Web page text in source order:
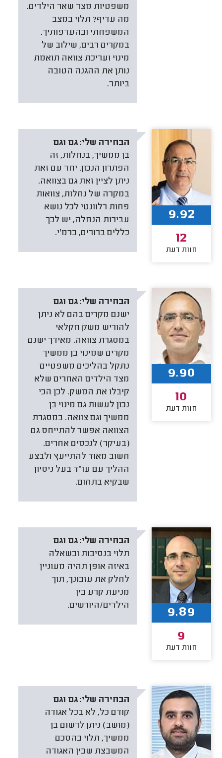
משפטיות מצד שאר הילדים.
מה עדיף? תלוי במצב
המשפחתי ובהעדפותיך.
במקרים רבים, שילוב של
מינוי ועריכת צוואה תואמת
נותן את ההגנה הטובה
ביותר.
הבחירה שלי: גם וגם
בן ממשיך, בנחלות, זה
הפתרון הנכון. יחד עם זאת
ניתן לציין זאת גם בצוואה.
במקרה של נחלות, צוואות
פחות רלוונטי לכל נושא
עבירות הנחלה, יש לכך
כללים ברורים, ברמ'י.
9.92
12
חוות דעת
הבחירה שלי: גם וגם
ישנם מקרים בהם לא ניתן
להוריש משק חקלאי
במסגרת צוואה. מאידך ישנם
מקרים שמינוי בן ממשיך
נתקל בהליכים משפטיים
מצד הילדים האחרים שלא
קיבלו את המשק. לכן הכי
נכון לעשות גם מינוי בן
ממשיך וגם צוואה. במסגרת
הצוואה אפשר להתייחס גם
(בעיקר) לנכסים אחרים.
חשוב מאוד להתייעץ ולבצע
ההליך עם עו"ד בעל ניסיון
שבקיא בתחום.
9.90
10
חוות דעת
הבחירה שלי: גם וגם
תלוי בנסיבות ובשאלה
באיזה אופן תהיה מעוניין
לחלק את עזבונך, תוך
מניעת קרע בין
הילדים/היורשים.
9.89
9
חוות דעת
הבחירה שלי: גם וגם
קודם כל, לא בכל אגודה
(מושב) ניתן לרשום בן
ממשיך, תלוי בהסכם
המשבצת שבין האגודה